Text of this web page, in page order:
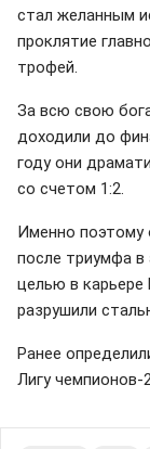
стал желанным
проклятие
трофей.
За всю свою
доходили до
году они
со счетом 1:2.
Именно поэтому
после триумфа в
целью в
разрушили
Ранее
Лигу чемпионов-